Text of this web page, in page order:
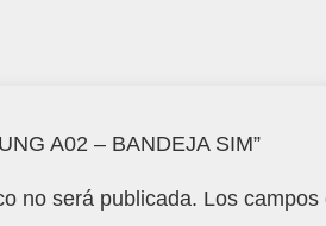
A02 – BANDEJA SIM”
no será publicada. Los campos